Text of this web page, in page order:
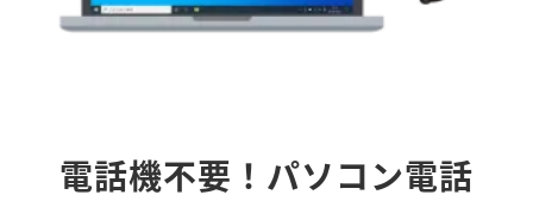
電話機不要！パソコン電話